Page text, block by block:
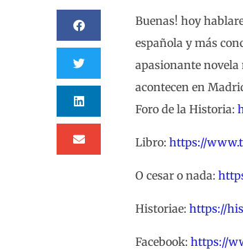
Buenas! hoy
española y más
apasionante novela
acontecen en
Foro de la Historia:
Libro: https://
O cesar o nada:
Historiae: https://
Facebook: https://